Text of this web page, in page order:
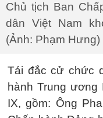
Chủ tịch Ban
dân Việt Nam
(Ảnh: Phạm Hưng)
Tái đắc cử chức
hành Trung ương
IX, gồm: Ông